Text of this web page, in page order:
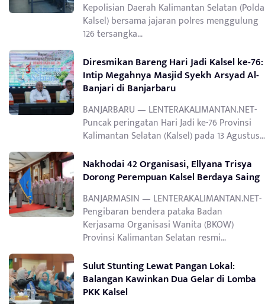
Kepolisian Daerah Kalimantan Selatan (Polda
Kalsel) bersama jajaran polres menggulung
126 tersangka…
Diresmikan Bareng Hari Jadi Kalsel ke-76:
Intip Megahnya Masjid Syekh Arsyad Al-
Banjari di Banjarbaru
BANJARBARU — LENTERAKALIMANTAN.NET-
Puncak peringatan Hari Jadi ke-76 Provinsi
Kalimantan Selatan (Kalsel) pada 13 Agustus…
Nakhodai 42 Organisasi, Ellyana Trisya
Dorong Perempuan Kalsel Berdaya Saing
BANJARMASIN — LENTERAKALIMANTAN.NET-
Pengibaran bendera pataka Badan
Kerjasama Organisasi Wanita (BKOW)
Provinsi Kalimantan Selatan resmi…
Sulut Stunting Lewat Pangan Lokal:
Balangan Kawinkan Dua Gelar di Lomba
PKK Kalsel